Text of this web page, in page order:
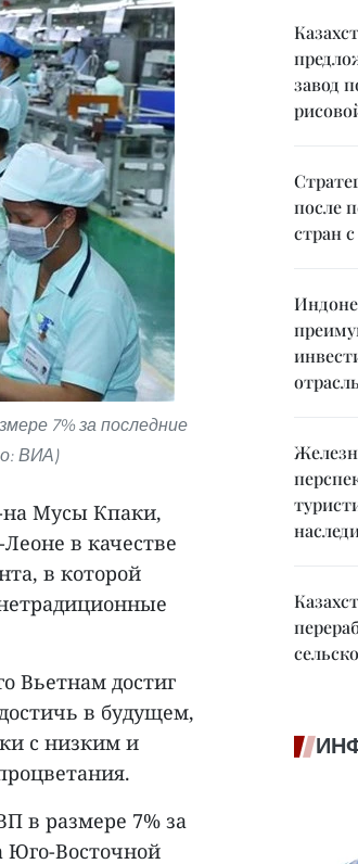
7% за последние
ВИА)
на Мусы Кпаки,
в качестве
в которой
Вьетнам достиг
в будущем,
с низким и
в размере 7% за
Юго-Восточной
завод
после
стран
отрасль